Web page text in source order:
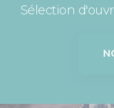
Sélection